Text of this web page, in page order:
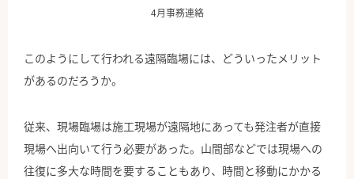
4月事務連絡
このようにして行われる遠隔臨場には、どういったメリット
があるのだろうか。
従来、現場臨場は施工現場が遠隔地にあっても発注者が直接
現場へ出向いて行う必要があった。山間部などでは現場への
往復に多大な時間を要することもあり、時間と移動にかかる